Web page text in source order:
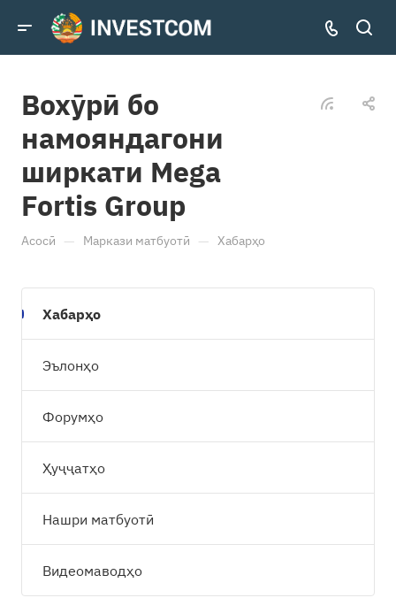
Вохӯрӣ бо
намояндагони
ширкати Mega
Fortis Group
Асосӣ — Маркази матбуотӣ — Хабарҳо
Хабарҳо
Эълонҳо
Форумҳо
Ҳуҷҷатҳо
Нашри матбуотӣ
Видеомаводҳо